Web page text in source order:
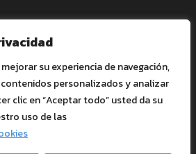
su experiencia de navegación,
personalizados y analizar
clic en “Aceptar todo” usted da su
uso de las